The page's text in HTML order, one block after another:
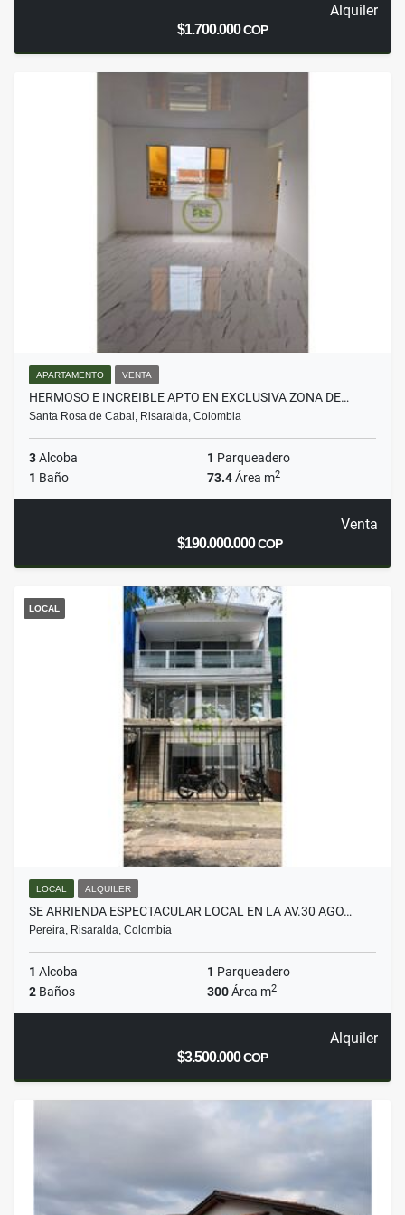
Alquiler
$1.700.000COP
APARTAMENTO VENTA
HERMOSO E INCREIBLE APTO EN EXCLUSIVA ZONA DE…
Santa Rosa de Cabal, Risaralda, Colombia
3Alcoba 1 Parqueadero
1 Baño 73.4Área m2
Venta
$190.000.000COP
LOCAL
LOCAL ALQUILER
SE ARRIENDA ESPECTACULAR LOCAL EN LA AV.30 AGO…
Pereira, Risaralda, Colombia
1 Alcoba 1 Parqueadero
2 Baños 300Área m2
Alquiler
$3.500.000COP